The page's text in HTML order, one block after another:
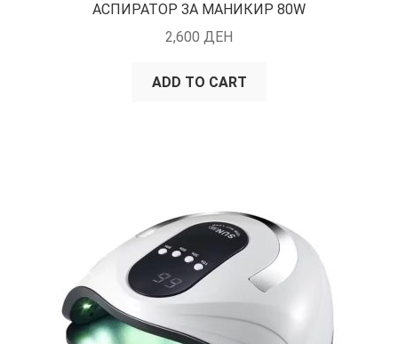
АСПИРАТОР ЗА МАНИКИР 80W
2,600 ДЕН
ADD TO CART